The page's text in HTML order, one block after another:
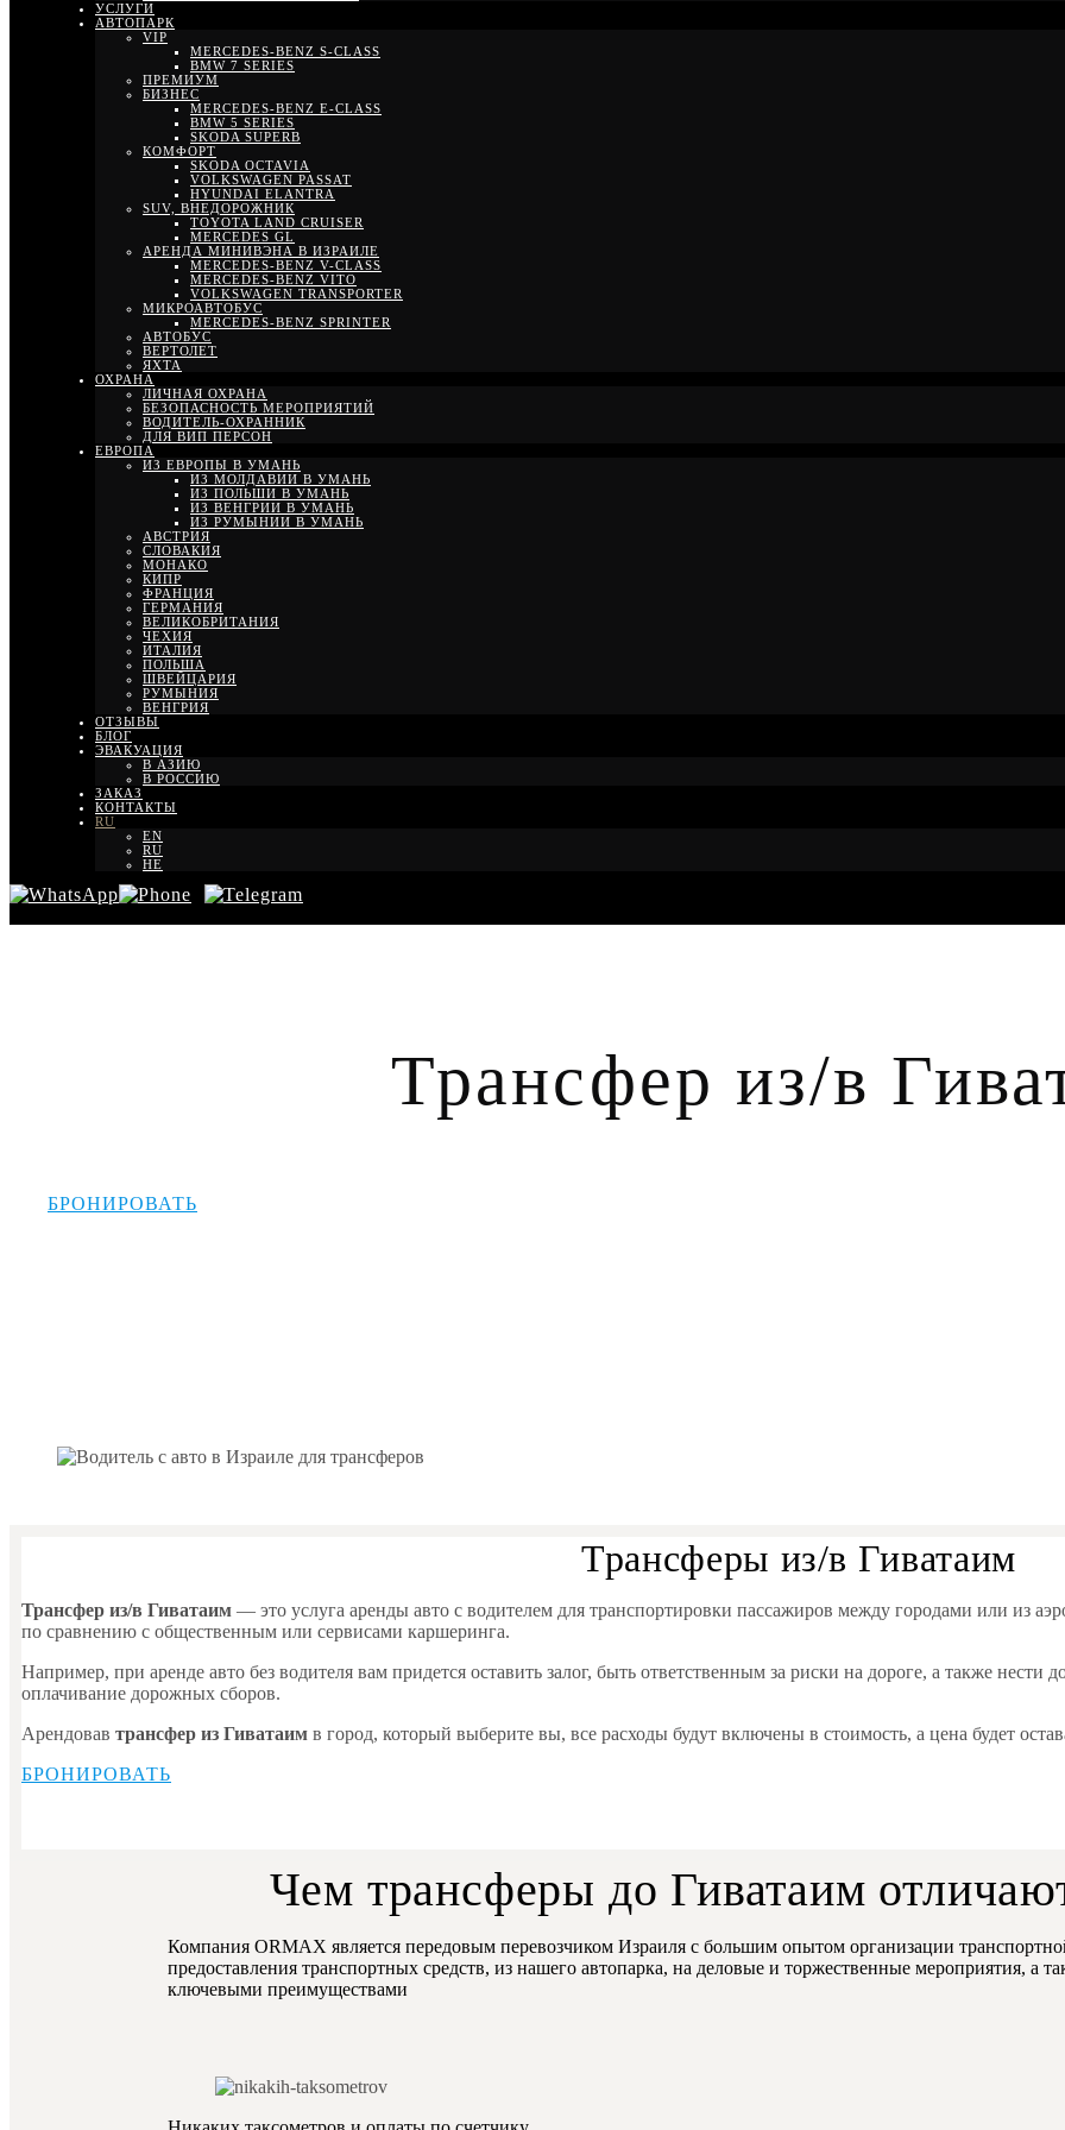
УСЛУГИ
АВТОПАРК
VIP
MERCEDES-BENZ S-CLASS
BMW 7 SERIES
ПРЕМИУМ
БИЗНЕС
MERCEDES-BENZ E-CLASS
BMW 5 SERIES
SKODA SUPERB
КОМФОРТ
SKODA OCTAVIA
VOLKSWAGEN PASSAT
HYUNDAI ELANTRA
SUV, ВНЕДОРОЖНИК
TOYOTA LAND CRUISER
MERCEDES GL
АРЕНДА МИНИВЭНА В ИЗРАИЛЕ
MERCEDES-BENZ V-CLASS
MERCEDES-BENZ VITO
VOLKSWAGEN TRANSPORTER
МИКРОАВТОБУС
MERCEDES-BENZ SPRINTER
АВТОБУС
ВЕРТОЛЕТ
ЯХТА
ОХРАНА
ЛИЧНАЯ ОХРАНА
БЕЗОПАСНОСТЬ МЕРОПРИЯТИЙ
ВОДИТЕЛЬ-ОХРАННИК
ДЛЯ ВИП ПЕРСОН
ЕВРОПА
ИЗ ЕВРОПЫ В УМАНЬ
ИЗ МОЛДАВИИ В УМАНЬ
ИЗ ПОЛЬШИ В УМАНЬ
ИЗ ВЕНГРИИ В УМАНЬ
ИЗ РУМЫНИИ В УМАНЬ
АВСТРИЯ
СЛОВАКИЯ
МОНАКО
КИПР
ФРАНЦИЯ
ГЕРМАНИЯ
ВЕЛИКОБРИТАНИЯ
ЧЕХИЯ
ИТАЛИЯ
ПОЛЬША
ШВЕЙЦАРИЯ
РУМЫНИЯ
ВЕНГРИЯ
ОТЗЫВЫ
БЛОГ
ЭВАКУАЦИЯ
В АЗИЮ
В РОССИЮ
ЗАКАЗ
КОНТАКТЫ
RU
EN
RU
HE
Трансфер из/в
БРОНИРОВАТЬ
Трансферы из/в Гиватаим
Трансфер из/в Гиватаим — это услуга аренды авто с водителем для транспортировки пассажиров между городами или из
по сравнению с общественным или сервисами каршеринга.
Например, при аренде авто без водителя вам придется оставить залог, быть ответственным за риски на дороге, а также
оплачивание дорожных сборов.
Арендовав трансфер из Гиватаим в город, который выберите вы, все расходы будут включены в стоимость, а цена будет
БРОНИРОВАТЬ
Чем трансферы до Гиватаим
Компания ORMAX является передовым перевозчиком Израиля с большим опытом организации
предоставления транспортных средств, из нашего автопарка, на деловые и торжественные мероприятия, а
ключевыми преимуществами